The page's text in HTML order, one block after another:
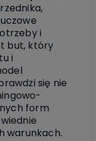
i
but, który
i
się nie
form
warunkach.